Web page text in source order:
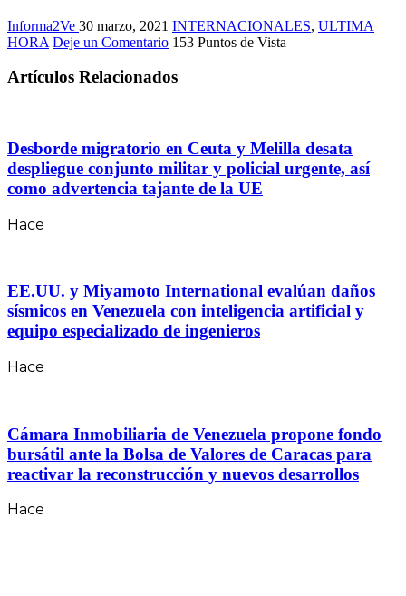
Informa2Ve 30 marzo, 2021 INTERNACIONALES, ULTIMA
HORA Deje un Comentario 153 Puntos de Vista
Artículos Relacionados
Desborde migratorio en Ceuta y Melilla desata
despliegue conjunto militar y policial urgente, así
como advertencia tajante de la UE
Hace
EE.UU. y Miyamoto International evalúan daños
sísmicos en Venezuela con inteligencia artificial y
equipo especializado de ingenieros
Hace
Cámara Inmobiliaria de Venezuela propone fondo
bursátil ante la Bolsa de Valores de Caracas para
reactivar la reconstrucción y nuevos desarrollos
Hace